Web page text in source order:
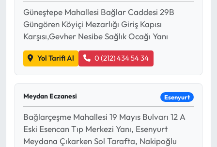
Güneştepe Mahallesi Bağlar Caddesi 29B
Güngören Köyiçi Mezarlığı Giriş Kapısı
Karşısı,Gevher Nesibe Sağlık Ocağı Yanı
Yol Tarifi Al 0 (212) 434 54 34
Meydan Eczanesi Esenyurt
Bağlarçeşme Mahallesi 19 Mayıs Bulvarı 12 A
Eski Esencan Tıp Merkezi Yanı, Esenyurt
Meydana Çıkarken Sol Tarafta, Nakipoğlu